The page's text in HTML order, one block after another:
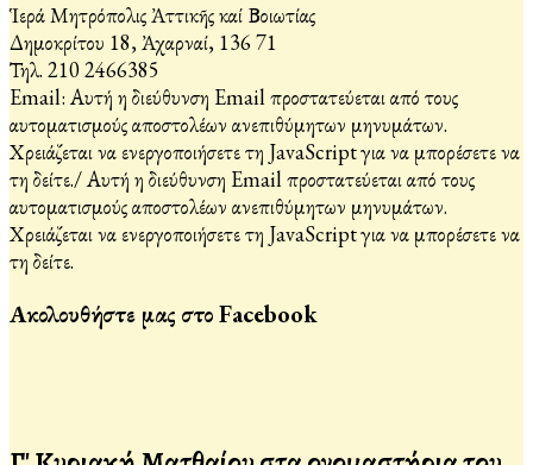
Ἱερά Μητρόπολις Ἀττικῆς καί Βοιωτίας
Δημοκρίτου 18, Ἀχαρναί, 136 71
Τηλ. 210 2466385
Email: Αυτή η διεύθυνση Email προστατεύεται από τους
αυτοματισμούς αποστολέων ανεπιθύμητων μηνυμάτων.
Χρειάζεται να ενεργοποιήσετε τη JavaScript για να μπορέσετε να
τη δείτε./Αυτή η διεύθυνση Email προστατεύεται από τους
αυτοματισμούς αποστολέων ανεπιθύμητων μηνυμάτων.
Χρειάζεται να ενεργοποιήσετε τη JavaScript για να μπορέσετε να
τη δείτε.
Ακολουθήστε μας στο Facebook